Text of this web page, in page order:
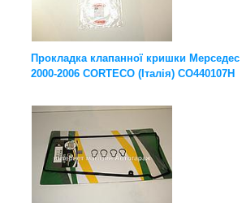
Прокладка клапанної кришки Мерседес
2000-2006 CORTECO (Італія) CO440107H